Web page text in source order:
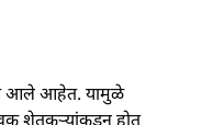
आले आहेत. यामुळे
शेतकऱ्यांकडून होत